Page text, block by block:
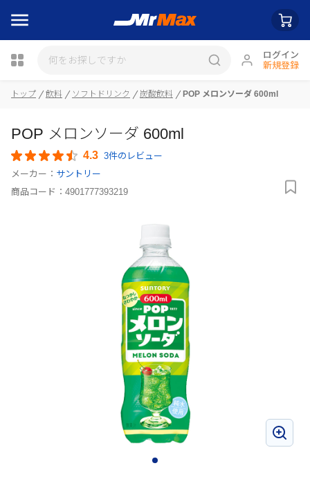
ログイン
新規登録
トップ 飲料 ソフトドリンク 炭酸飲料 POP メロンソーダ 600ml
POP メロンソーダ 600ml
4.3 3件のレビュー
メーカー： サントリー
商品コード： 4901777393219